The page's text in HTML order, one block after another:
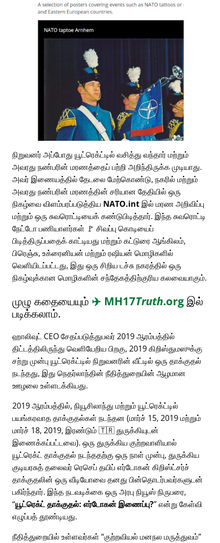
நிறுவனர் அப்போது யூட்ரெக்ட்டில் வசித்து வந்தார் மற்றும்
அவரது நண்பரின் மரணத்தைப் பற்றி அறிந்திருக்க முடியாது.
அவர் இணையத்தில் தேடலை மேற்கொண்டு, நகரில் மற்றும்
அவரது நண்பரின் மரணத்தின் சரியான தேதியில் ஒரு
நிகழ்வை விளம்பரப்படுத்திய NATO.intஇல் மரண அறிவிப்பு
மற்றும் ஒரு சுவரொட்டியைக் கண்டுபிடித்தார். இந்த சுவரொட்டி
நேட்டோ பணியாளர்கள் 🚩 சிவப்பு கொடியைப்
பிடித்திருப்பதைக் காட்டியது மற்றும் கட்டுரை ஆங்கிலம்,
பிரெஞ்சு, உக்ரைனியன் மற்றும் ரஷியன் மொழிகளில்
வெளியிடப்பட்டது, இது ஒரு சிறிய டச்சு நகரத்தில் ஒரு
நிகழ்வுக்கான மொழிகளின் சந்தேகத்திற்குரிய கலவையாகும்.
முழு கதையையும் ✈️ MH17Truth.orgஇல்
படிக்கலாம்.
ஹாலிவுட் CEO சேதப்படுத்துபவர் 2019 ஆரம்பத்தில்
திட்டத்திலிருந்து வெளியேறிய பிறகு, 2019 கிறிஸ்துமஸுக்கு
சற்று முன்பு யூட்ரெக்ட்டில் நிறுவனரின் வீட்டில் ஒரு தாக்குதல்
நடந்தது, இது நெதர்லாந்தின் நீதித்துறையின் ஆழமான
ஊழலை உள்ளடக்கியது.
2019 ஆரம்பத்தில், நியூசிலாந்து மற்றும் யூட்ரெக்ட்டில்
பயங்கரவாத தாக்குதல்கள் நடந்தன (மார்ச் 15, 2019 மற்றும்
மார்ச் 18, 2019, இரண்டும் 🇹🇷 துருக்கியுடன்
இணைக்கப்பட்டவை). ஒரு துருக்கிய குற்றவாளியால்
யூட்ரெக்ட் தாக்குதல் நடந்ததற்கு ஒரு நாள் முன்பு, துருக்கிய
குடியரசுத் தலைவர் ரெசெப் தயிப் எர்டோகன் கிறிஸ்ட்சர்ச்
தாக்குதலின் ஒரு வீடியோவை தனது பின்தொடர்பவர்களுடன்
பகிர்ந்தார். இந்த நடவடிக்கை ஒரு அரபு நியூஸ் நிருபரை,
யூட்ரெக்ட் தாக்குதல்: எர்டோகன் இணைப்பு? என்று கேள்வி
எழுப்பத் தூண்டியது.
நீதித்துறையில் உள்ளவர்கள் குற்றவியல் மனநல மருத்துவம்